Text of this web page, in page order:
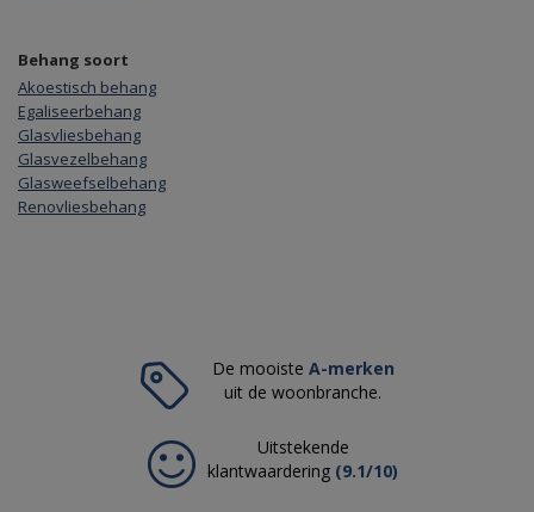
Behang soort
Akoestisch behang
Egaliseerbehang
Glasvliesbehang
Glasvezelbehang
Glasweefselbehang
Renovliesbehang
De mooiste A-merken
uit de woonbranche.
Uitstekende
klantwaardering (9.1/10)